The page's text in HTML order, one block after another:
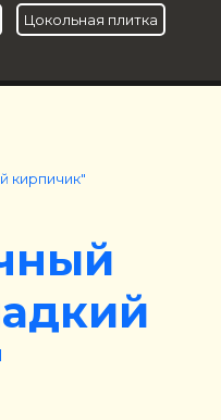
Цокольная плитка